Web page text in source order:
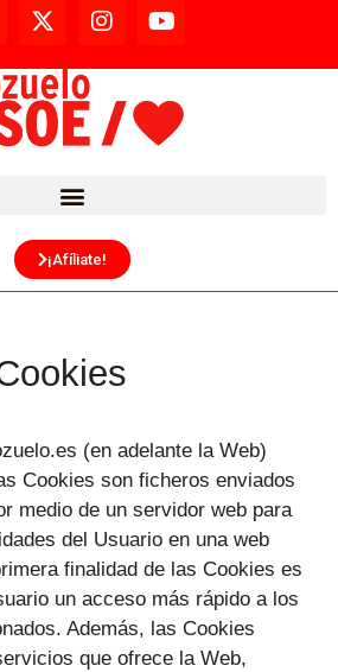
¡Afíliate!
(en adelante la Web)
Cookies son ficheros enviados
medio de un servidor web para
del Usuario en una web
finalidad de las Cookies es
un acceso más rápido a los
Además, las Cookies
que ofrece la Web,